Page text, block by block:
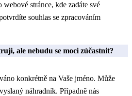
webové stránce, kde zadáte své
souhlas se zpracováním
ale nebudu se moci zúčastnit?
konkrétně na Vaše jméno. Může
náhradník. Případně nás